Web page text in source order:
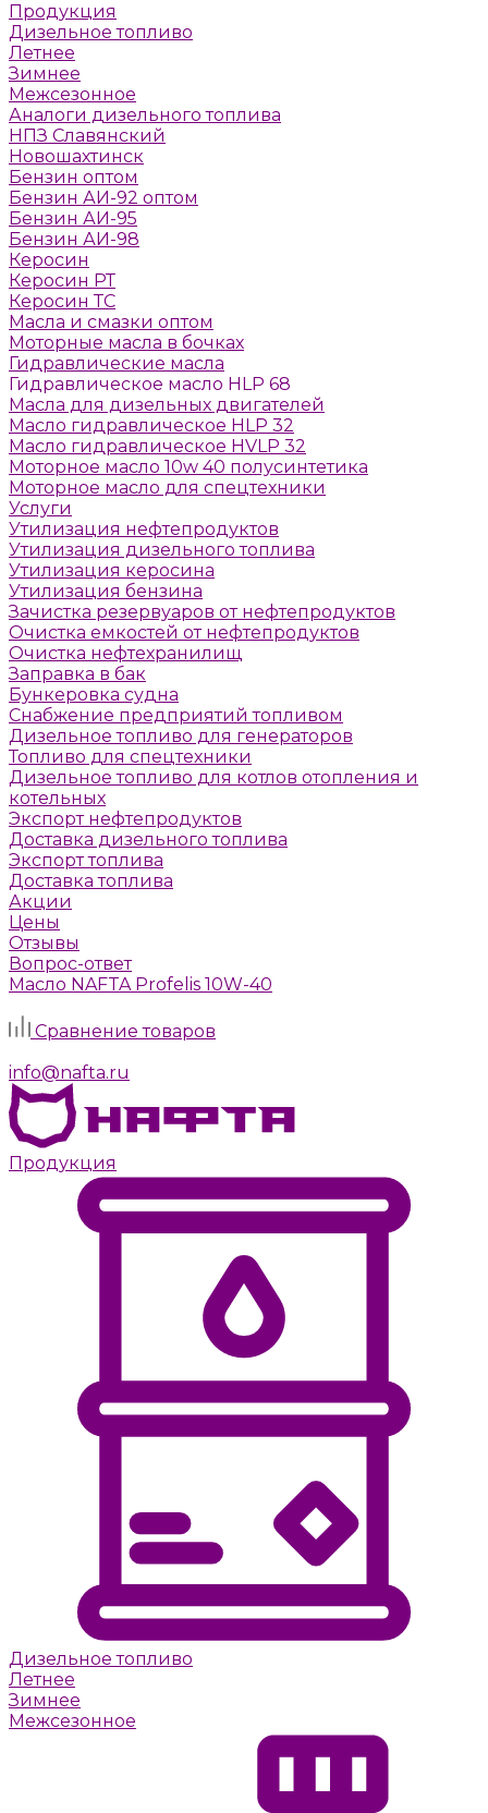
Продукция
Дизельное топливо
Летнее
Зимнее
Межсезонное
Аналоги дизельного топлива
НПЗ Славянский
Новошахтинск
Бензин оптом
Бензин АИ-92 оптом
Бензин АИ-95
Бензин АИ-98
Керосин
Керосин РТ
Керосин ТС
Масла и смазки оптом
Моторные масла в бочках
Гидравлические масла
Гидравлическое масло HLP 68
Масла для дизельных двигателей
Масло гидравлическое HLP 32
Масло гидравлическое HVLP 32
Моторное масло 10w 40 полусинтетика
Моторное масло для спецтехники
Услуги
Утилизация нефтепродуктов
Утилизация дизельного топлива
Утилизация керосина
Утилизация бензина
Зачистка резервуаров от нефтепродуктов
Очистка емкостей от нефтепродуктов
Очистка нефтехранилищ
Заправка в бак
Бункеровка судна
Снабжение предприятий топливом
Дизельное топливо для генераторов
Топливо для спецтехники
Дизельное топливо для котлов отопления и
котельных
Экспорт нефтепродуктов
Доставка дизельного топлива
Экспорт топлива
Доставка топлива
Акции
Цены
Отзывы
Вопрос-ответ
Масло NAFTA Profelis 10W-40
Сравнение товаров
info@nafta.ru
Продукция
Дизельное топливо
Летнее
Зимнее
Межсезонное